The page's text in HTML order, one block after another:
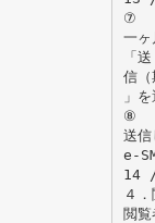
⑦
一ヶ
「送
信（
」
⑧
送信
e-
14
４
閲覧